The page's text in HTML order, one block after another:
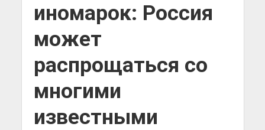
иномарок: Россия
может
распрощаться со
многими
известными